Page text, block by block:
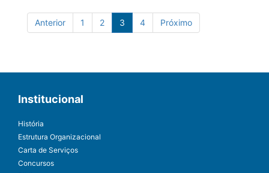
Anterior 1 2 3 4 Próximo
Institucional
História
Estrutura Organizacional
Carta de Serviços
Concursos